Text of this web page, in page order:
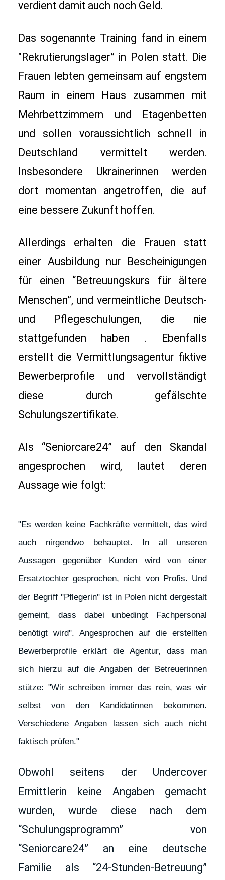
verdient damit auch noch Geld.
Das sogenannte Training fand in einem
"Rekrutierungslager” in Polen statt. Die
Frauen lebten gemeinsam auf engstem
Raum in einem Haus zusammen mit
Mehrbettzimmern und Etagenbetten
und sollen voraussichtlich schnell in
Deutschland vermittelt werden.
Insbesondere Ukrainerinnen werden
dort momentan angetroffen, die auf
eine bessere Zukunft hoffen.
Allerdings erhalten die Frauen statt
einer Ausbildung nur Bescheinigungen
für einen “Betreuungskurs für ältere
Menschen”, und vermeintliche Deutsch-
und Pflegeschulungen, die nie
stattgefunden haben . Ebenfalls
erstellt die Vermittlungsagentur fiktive
Bewerberprofile und vervollständigt
diese durch gefälschte
Schulungszertifikate.
Als “Seniorcare24” auf den Skandal
angesprochen wird, lautet deren
Aussage wie folgt:
"Es werden keine Fachkräfte vermittelt, das wird
auch nirgendwo behauptet. In all unseren
Aussagen gegenüber Kunden wird von einer
Ersatztochter gesprochen, nicht von Profis. Und
der Begriff "Pflegerin" ist in Polen nicht dergestalt
gemeint, dass dabei unbedingt Fachpersonal
benötigt wird". Angesprochen auf die erstellten
Bewerberprofile erklärt die Agentur, dass man
sich hierzu auf die Angaben der Betreuerinnen
stütze: "Wir schreiben immer das rein, was wir
selbst von den Kandidatinnen bekommen.
Verschiedene Angaben lassen sich auch nicht
faktisch prüfen."
Obwohl seitens der Undercover
Ermittlerin keine Angaben gemacht
wurden, wurde diese nach dem
“Schulungsprogramm” von
“Seniorcare24” an eine deutsche
Familie als “24-Stunden-Betreuung”